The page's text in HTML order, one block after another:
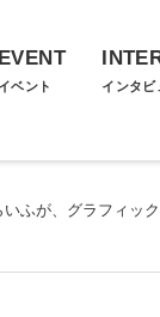
EVENT
イベント インタビ
ふが、グラフィッ